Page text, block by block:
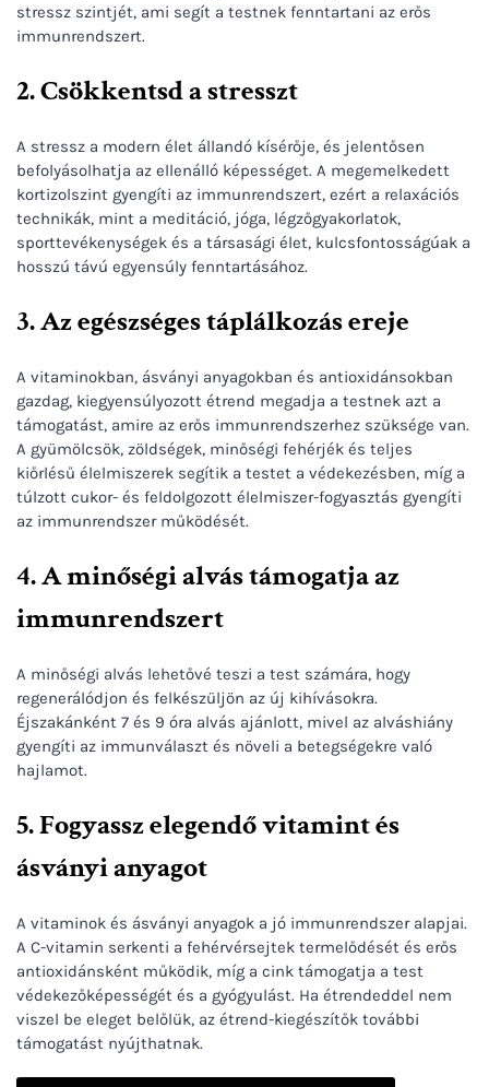
stressz szintjét, ami segít a testnek fenntartani az erős
immunrendszert.
2. Csökkentsd a stresszt
A stressz a modern élet állandó kísérője, és jelentősen
befolyásolhatja az ellenálló képességet. A megemelkedett
kortizolszint gyengíti az immunrendszert, ezért a relaxációs
technikák, mint a meditáció, jóga, légzőgyakorlatok,
sporttevékenységek és a társasági élet, kulcsfontosságúak a
hosszú távú egyensúly fenntartásához.
3. Az egészséges táplálkozás ereje
A vitaminokban, ásványi anyagokban és antioxidánsokban
gazdag, kiegyensúlyozott étrend megadja a testnek azt a
támogatást, amire az erős immunrendszerhez szüksége van.
A gyümölcsök, zöldségek, minőségi fehérjék és teljes
kiőrlésű élelmiszerek segítik a testet a védekezésben, míg a
túlzott cukor- és feldolgozott élelmiszer-fogyasztás gyengíti
az immunrendszer működését.
4. A minőségi alvás támogatja az
immunrendszert
A minőségi alvás lehetővé teszi a test számára, hogy
regenerálódjon és felkészüljön az új kihívásokra.
Éjszakánként 7 és 9 óra alvás ajánlott, mivel az alváshiány
gyengíti az immunválaszt és növeli a betegségekre való
hajlamot.
5. Fogyassz elegendő vitamint és
ásványi anyagot
A vitaminok és ásványi anyagok a jó immunrendszer alapjai.
A C-vitamin serkenti a fehérvérsejtek termelődését és erős
antioxidánsként működik, míg a cink támogatja a test
védekezőképességét és a gyógyulást. Ha étrendeddel nem
viszel be eleget belőlük, az étrend-kiegészítők további
támogatást nyújthatnak.